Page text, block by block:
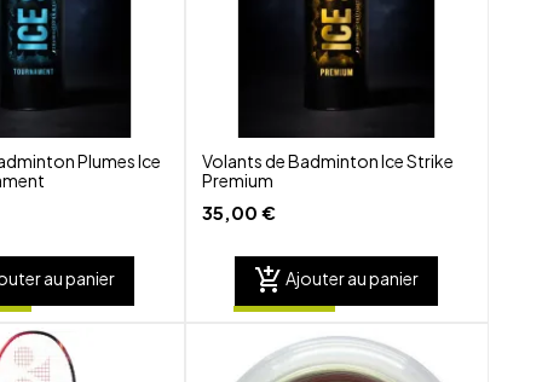
Plumes Ice
au panier
Volants de Badminton Ice Strike
Premium
35,00 €
add_shopping_cart Ajouter au panier